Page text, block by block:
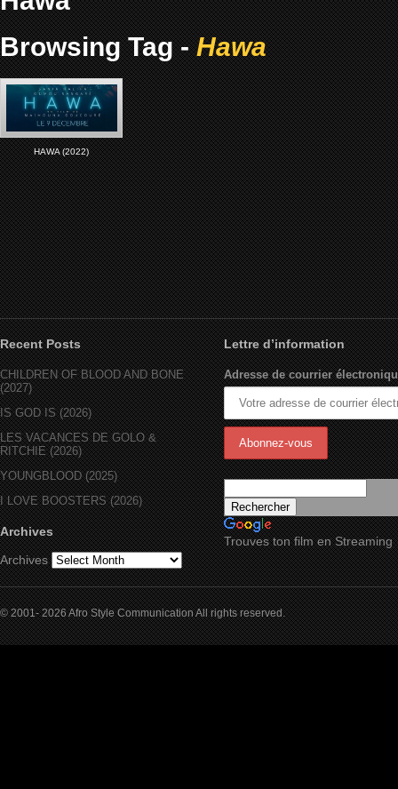
Browsing Tag -Hawa
HAWA (2022)
Recent Posts
CHILDREN OF BLOOD AND BONE
(2027)
IS GOD IS (2026)
LES VACANCES DE GOLO &
RITCHIE (2026)
YOUNGBLOOD (2025)
I LOVE BOOSTERS (2026)
Archives
Archives
Lettre d’information
Adresse de courrier
Trouves ton film en Streaming
© 2001- 2026 Afro Style Communication All rights reserved.